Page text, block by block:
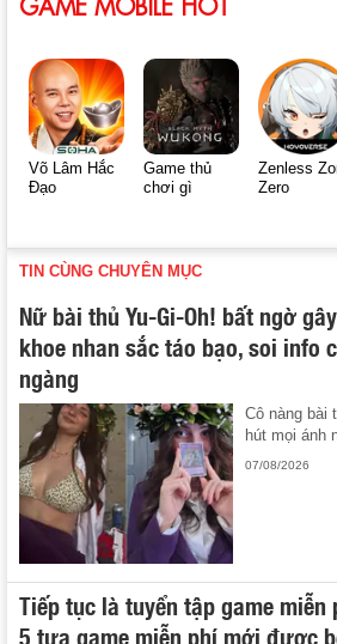
Võ Lâm Hắc
Đạo
Game thủ
chơi gì
Zenless
Zero
TIN CÙNG CHUYÊN MỤC
Nữ bài thủ Yu-Gi-Oh! bất ngờ
khoe nhan sắc táo bạo, soi info
ngàng
Cô nàng bài
hút mọi ánh
07/08/2026
Tiếp tục là tuyển tập game
5 tựa game miễn phí mới được